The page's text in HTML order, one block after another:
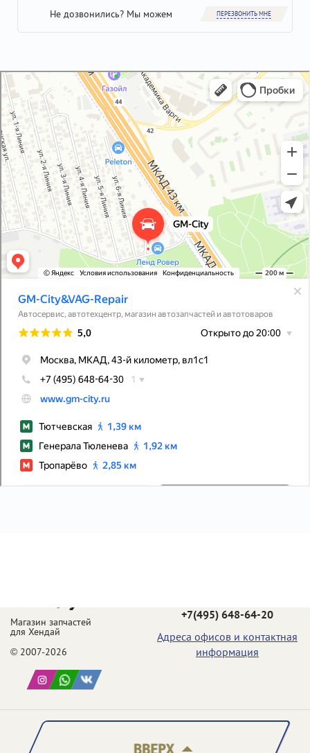
Не дозвонились? Мы можем ПЕРЕЗВОНИТЬ МНЕ
GM-City&VAG-Repair
Автосервис, автотехцентр в Москве
Магазин автозапчастей и автотоваров в Москве
Магазин запчастей
для Хендай
© 2007-2026
+7(495) 648-64-20
Адреса офисов и контактная
информация